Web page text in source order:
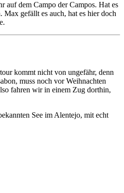
auf dem Campo der Campos. Hat es
Max gefällt es auch, hat es hier doch
kommt nicht von ungefähr, denn
muss noch vor Weihnachten
fahren wir in einem Zug dorthin,
See im Alentejo, mit echt